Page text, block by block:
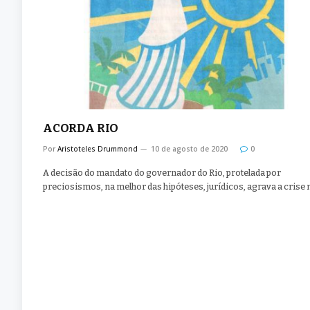
ACORDA RIO
Por Aristoteles Drummond 10 de agosto de 2020 0
A decisão do mandato do governador do Rio, protelada por
preciosismos, na melhor das hipóteses, jurídicos, agrava a crise